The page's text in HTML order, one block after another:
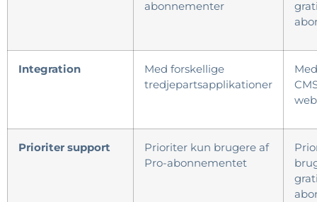
abonnementer
Integration
Med forskellige
tredjepartsapplikationer
Prioriter support
Prioriter kun brugere af
Pro-abonnementet